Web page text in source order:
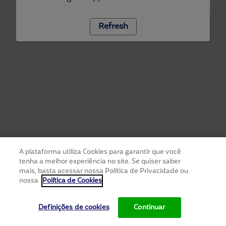
Refresh
A plataforma utiliza Cookies para garantir que você
tenha a melhor experiência no site. Se quiser saber
mais, basta acessar nossa Política de Privacidade ou
nossa Política de Cookies
Definições de cookies Continuar